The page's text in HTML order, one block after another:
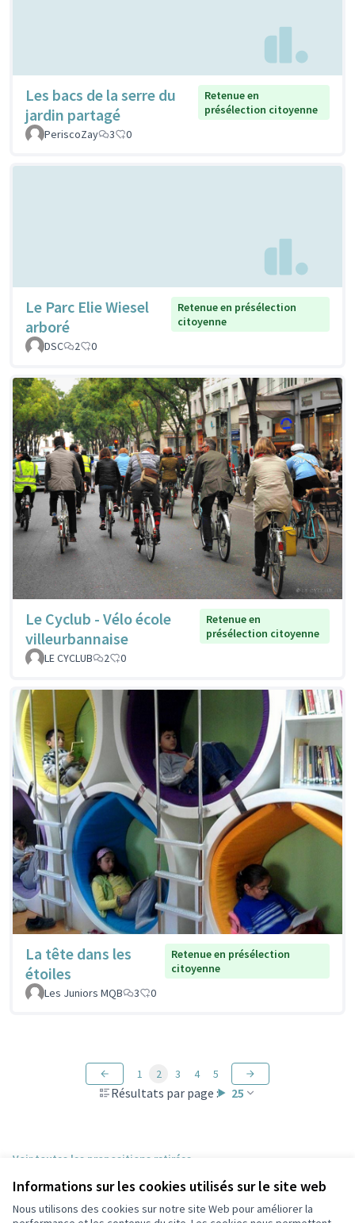
Informations sur les cookies utilisés sur le site web
Nous utilisons des cookies sur notre site Web pour améliorer la
Les bacs de la serre du
jardin partagé
Retenue en
présélection citoyenne
PeriscoZay
3 0
Le Parc Elie Wiesel
arboré
Retenue en présélection
citoyenne
DSC
2 0
Le Cyclub - Vélo école
villeurbannaise
Retenue en
présélection citoyenne
LE CYCLUB
2 0
La tête dans les
étoiles
Retenue en présélection
citoyenne
Les Juniors MQB
3 0
Résultats par page : 25
1 2 3 4 5
Voir toutes les propositions retirées
Conditions d'utilisation